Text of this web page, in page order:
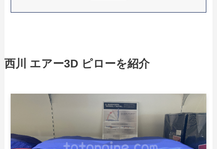
西川 エアー3D ピローを紹介